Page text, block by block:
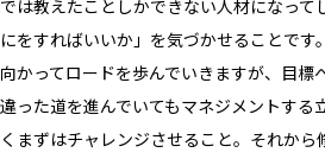
では教えたことしかできない人材になって
にをすればいいか」を気づかせることで
向かってロードを歩んでいきますが、目標
違った道を進んでいてもマネジメントする
くまずはチャレンジさせること。それか